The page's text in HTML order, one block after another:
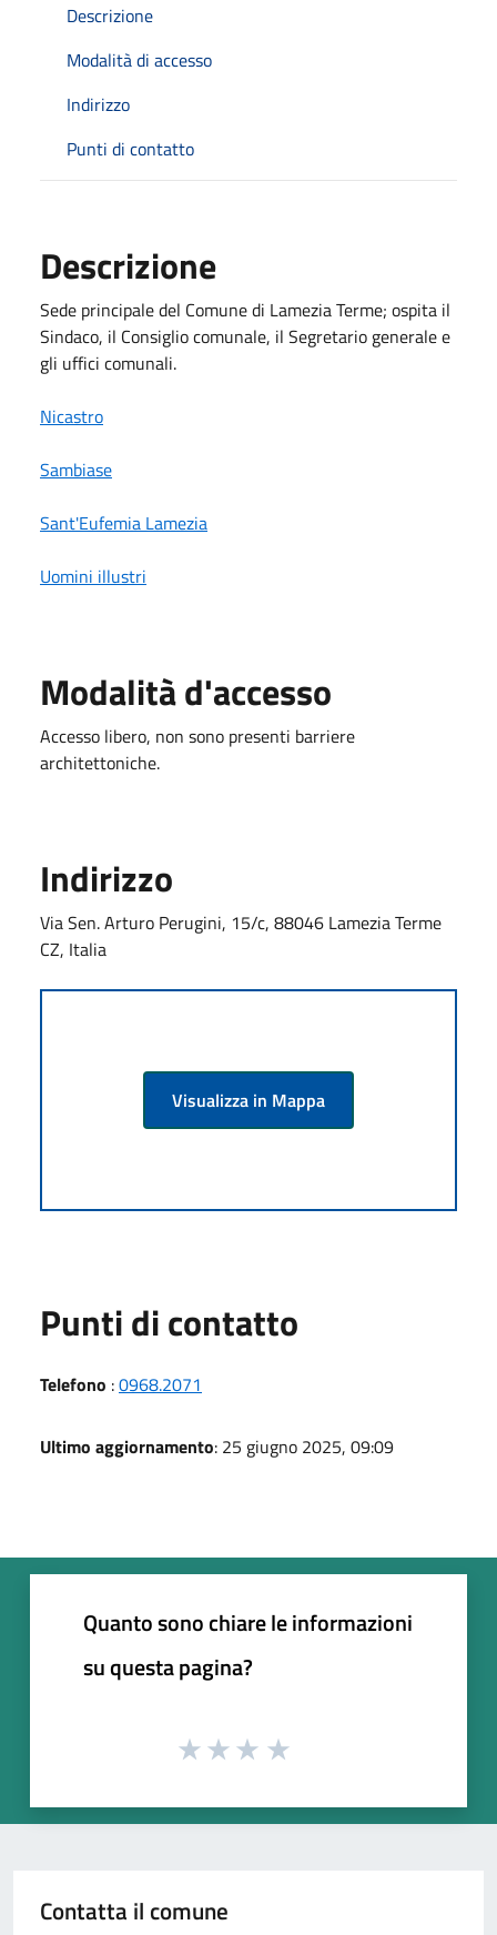
Descrizione
Modalità di accesso
Indirizzo
Punti di contatto
Descrizione
Sede principale del Comune di Lamezia Terme; ospita il
Sindaco, il Consiglio comunale, il Segretario generale e
gli uffici comunali.
Nicastro
Sambiase
Sant'Eufemia Lamezia
Uomini illustri
Modalità d'accesso
Accesso libero, non sono presenti barriere
architettoniche.
Indirizzo
Via Sen. Arturo Perugini, 15/c, 88046 Lamezia Terme
CZ, Italia
Visualizza in Mappa
Punti di contatto
Telefono :0968.2071
Ultimo aggiornamento: 25 giugno 2025, 09:09
Quanto sono chiare le informazioni
su questa pagina?
Contatta il comune